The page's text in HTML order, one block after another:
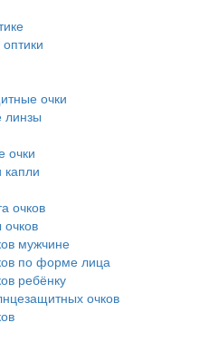
очки
линзы
очки
капли
очков
мужчине
по форме лица
ребёнку
очков